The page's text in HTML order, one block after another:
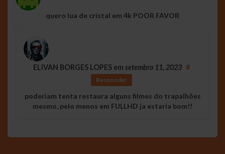
quero lua de cristal em 4k POOR FAVOR
ELIVAN BORGES LOPESem setembro 11, 2023 #
Responder
poderiam tenta restaura alguns filmes do trapalhões
mesmo, pelo menos em FULLHD ja estaria bom!!